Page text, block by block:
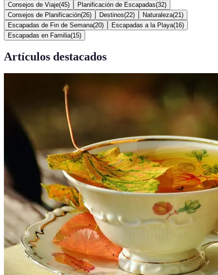
Consejos de Viaje(45) Planificación de Escapadas(32)
Consejos de Planificación(26) Destinos(22) Naturaleza(21 )
Escapadas de Fin de Semana(20) Escapadas a la Playa(16)
Escapadas en Familia(15)
Artículos destacados